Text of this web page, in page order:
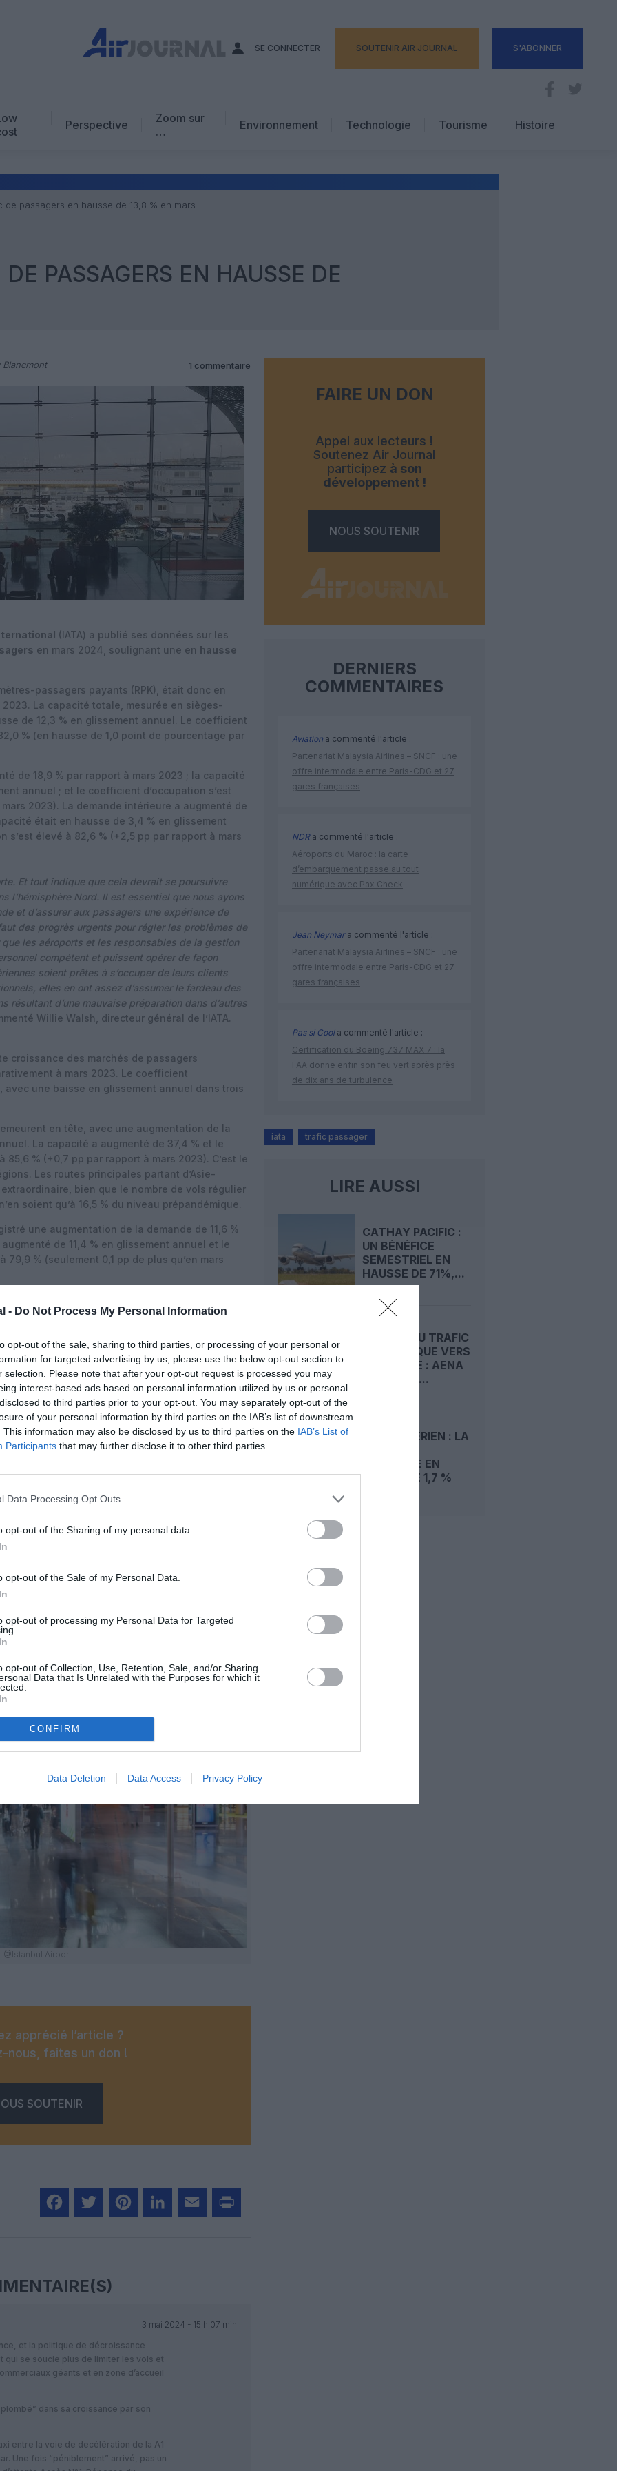
- Do Not Process My Personal Information
opt-out of the sale, sharing to third parties, or processing of your personal or
for targeted advertising by us, please use the below opt-out section to
selection. Please note that after your opt-out request is processed you may
interest-based ads based on personal information utilized by us or personal
to third parties prior to your opt-out. You may separately opt-out of the
of your personal information by third parties on the IAB’s list of downstream
This information may also be disclosed by us to third parties on the IAB’s List of
Participants that may further disclose it to other third parties.
Data Processing Opt Outs
opt-out of the Sharing of my personal data.
opt-out of the Sale of my Personal Data.
opt-out of processing my Personal Data for Targeted
opt-out of Collection, Use, Retention, Sale, and/or Sharing
Data that Is Unrelated with the Purposes for which it
CONFIRM
Data Deletion Data Access Privacy Policy
SE CONNECTER SOUTENIR AIR JOURNAL S'ABONNER
Perspective
Zoom sur
…
Avis d’expert
Environnement Technologie
Tourisme
Hôtellerie
Histoire
de passagers en hausse de 13,8 % en mars
PASSAGERS EN HAUSSE DE
1 commentaire
(IATA) a publié ses données sur les
en mars 2024, soulignant une en hausse
passagers payants (RPK), était donc en
2023. La capacité totale, mesurée en sièges-
de 12,3 % en glissement annuel. Le coefficient
% (en hausse de 1,0 point de pourcentage par
de 18,9 % par rapport à mars 2023 ; la capacité
annuel ; et le coefficient d’occupation s’est
2023). La demande intérieure a augmenté de
était en hausse de 3,4 % en glissement
s’est élevé à 82,6 % (+2,5 pp par rapport à mars
Et tout indique que cela devrait se poursuivre
l’hémisphère Nord. Il est essentiel que nous ayons
et d’assurer aux passagers une expérience de
des progrès urgents pour régler les problèmes de
les aéroports et les responsables de la gestion
compétent et puissent opérer de façon
soient prêtes à s’occuper de leurs clients
elles en ont assez d’assumer le fardeau des
résultant d’une mauvaise préparation dans d’autres
Willie Walsh, directeur général de l’IATA.
croissance des marchés de passagers
à mars 2023. Le coefficient
avec une baisse en glissement annuel dans trois
en tête, avec une augmentation de la
La capacité a augmenté de 37,4 % et le
85,6 % (+0,7 pp par rapport à mars 2023). C’est le
Les routes principales partant d’Asie-
bien que le nombre de vols régulier
soient qu’à 16,5 % du niveau prépandémique.
une augmentation de la demande de 11,6 %
de 11,4 % en glissement annuel et le
79,9 % (seulement 0,1 pp de plus qu’en mars
une augmentation de la demande de 10,8
augmenté de 13,9 % en glissement annuel, et le
2,1 pp par rapport à mars 2023, pour
ont vu la demande augmenter de 14,5 % en
hausse de 14,8 % et le coefficient d’occupation
à mars 2023).
enregistré une hausse de la demande de 19,7 %
de 18,3 % par rapport à mars 2023. Le
atteint 84,3 % (+0,9 pp par rapport à mars 2023).
augmenter de 8,1 % en glissement
11,0 %. Le coefficient d’occupation est
à mars 2023).
augmenté à un rythme plus lent en mars, se
prépandémiques. La Chine (+17,6 %
dominant. Les autres marchés affichent
l’Australie. La baisse de croissance observée là-
du pays au premier trimestre.
@Istanbul Airport
apprécié l’article ?
nous, faites un don !
SOUTENIR
3 mai 2024 - 15 h 07 min
et la politique de décroissance
qui se soucie plus de limiter les vols et
géants et en zone d’accueil
dans sa croissance par son
entre la voie de decélération de la A1
Une fois “péniblement” arrivé, pas un
FAIRE UN DON
Appel aux lecteurs !
Soutenez Air Journal
participez à son
développement !
NOUS SOUTENIR
DERNIERS
COMMENTAIRES
Aviation a commenté l'article :
Partenariat Malaysia Airlines – SNCF : une
offre intermodale entre Paris-CDG et 27
gares françaises
NDRa commenté l'article :
Aéroports du Maroc : la carte
d’embarquement passe au tout
numérique avec Pax Check
Jean Neymara commenté l'article :
Partenariat Malaysia Airlines – SNCF : une
offre intermodale entre Paris-CDG et 27
gares françaises
Pas si Coola commenté l'article :
Certification du Boeing 737 MAX 7 : la
FAA donne enfin son feu vert après près
de dix ans de turbulence
iata trafic passager
LIRE AUSSI
CATHAY PACIFIC :
UN BÉNÉFICE
SEMESTRIEL EN
HAUSSE DE 71%,...
REPORT DU TRAFIC
TOURISTIQUE VERS
L’ESPAGNE : AENA
FRANCHIT...
TRAFIC AÉRIEN : LA
MONDIALE EN
BAISSE DE 1,7 %